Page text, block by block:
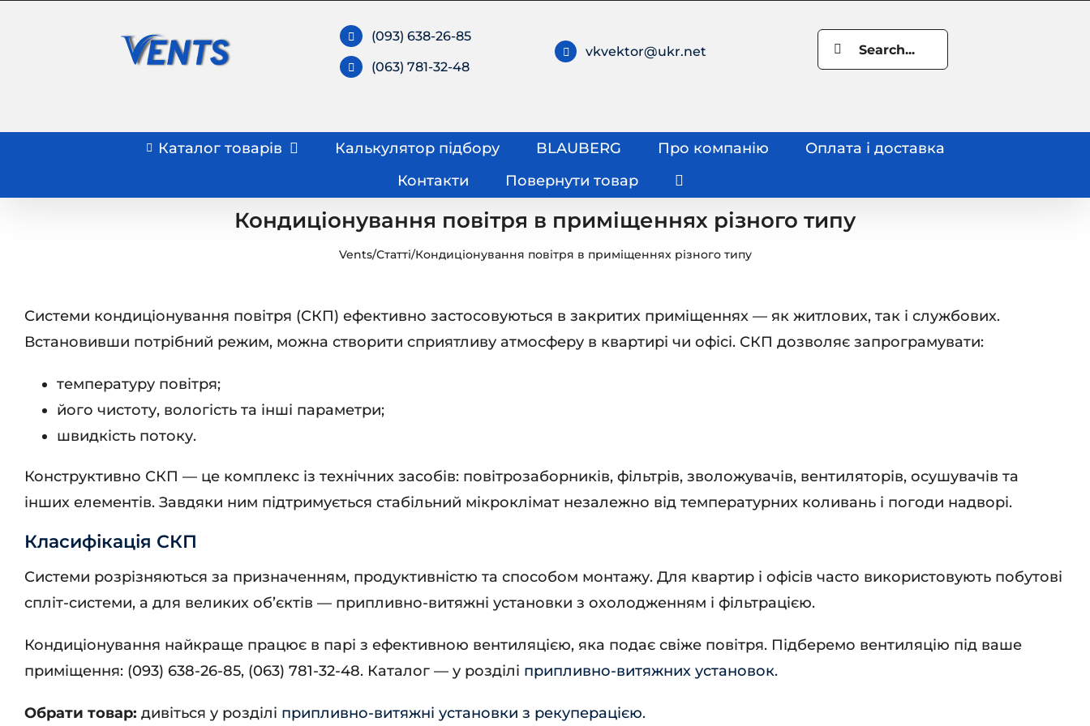
(093) 638-26-85
(063) 781-32-48
vkvektor@ukr.net
Search
for:
Каталог товарів Калькулятор підбору BLAUBERG Про компанію
Оплата і доставка
Контакти
Повернути товар
Кондиціонування повітря в приміщеннях різного типу
Vents/Статті/Кондиціонування повітря в приміщеннях різного типу
Системи кондиціонування повітря (СКП) ефективно застосовуються в закритих приміщеннях — як житлових, так і службових.
Встановивши потрібний режим, можна створити сприятливу атмосферу в квартирі чи офісі. СКП дозволяє запрограмувати:
температуру повітря;
його чистоту, вологість та інші параметри;
швидкість потоку.
Конструктивно СКП — це комплекс із технічних засобів: повітрозаборників, фільтрів, зволожувачів, вентиляторів, осушувачів та
інших елементів. Завдяки ним підтримується стабільний мікроклімат незалежно від температурних коливань і погоди надворі.
Класифікація СКП
Системи розрізняються за призначенням, продуктивністю та способом монтажу. Для квартир і офісів часто використовують побутові
спліт-системи, а для великих об’єктів — припливно-витяжні установки з охолодженням і фільтрацією.
Кондиціонування найкраще працює в парі з ефективною вентиляцією, яка подає свіже повітря. Підберемо вентиляцію під ваше
приміщення: (093) 638-26-85, (063) 781-32-48. Каталог — у розділі припливно-витяжних установок.
Обрати товар: дивіться у розділі припливно-витяжні установки з рекуперацією.